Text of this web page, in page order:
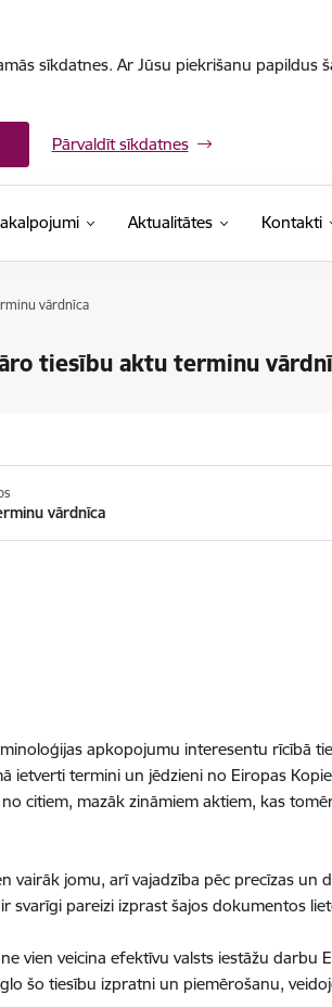
sīkdatnes. Ar Jūsu piekrišanu
Pārvaldīt sīkdatnes
Aktualitātes Kontakti
vārdnīca
tiesību aktu terminu
vārdnīca
apkopojumu interesentu rīcībā
termini un jēdzieni no Eiropas
citiem, mazāk zināmiem aktiem, kas
vairāk jomu, arī vajadzība pēc precīzas
svarīgi pareizi izprast šajos dokumentos
vien veicina efektīvu valsts iestāžu
šo tiesību izpratni un piemērošanu,